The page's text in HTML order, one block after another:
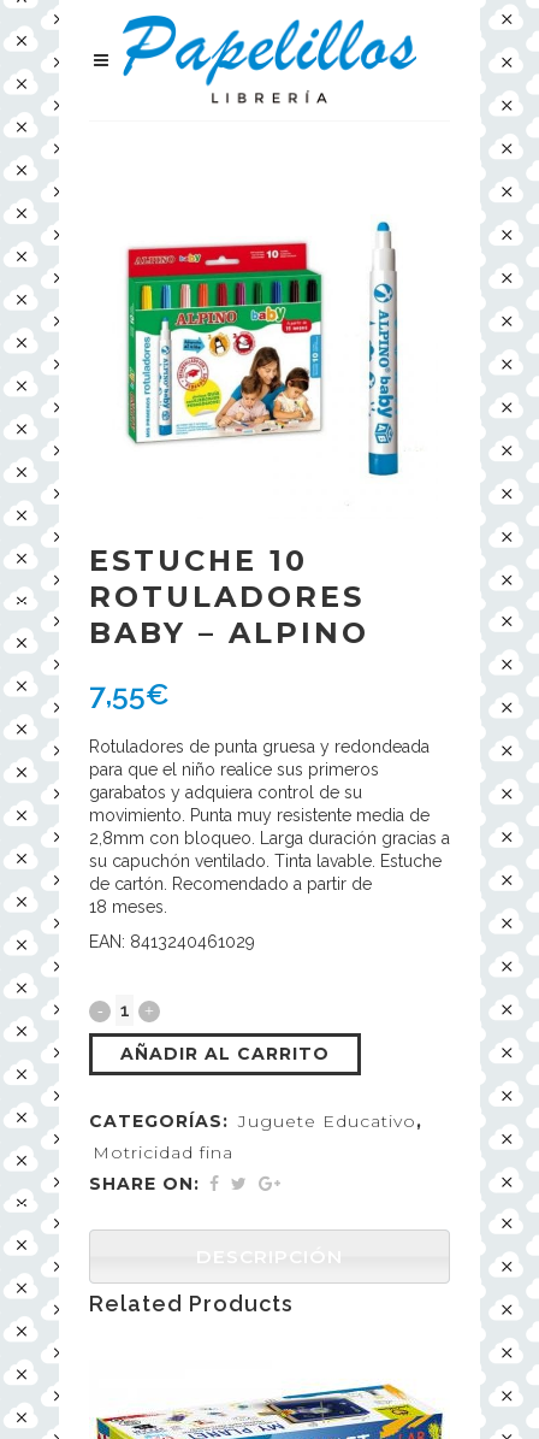
ESTUCHE 10
ROTULADORES
BABY – ALPINO
7,55€
Rotuladores de punta gruesa y redondeada
para que el niño realice sus primeros
garabatos y adquiera control de su
movimiento. Punta muy resistente media de
2,8mm con bloqueo. Larga duración gracias a
su capuchón ventilado. Tinta lavable. Estuche
de cartón. Recomendado a partir de
18 meses.
EAN: 8413240461029
AÑADIR AL CARRITO
CATEGORÍAS: Juguete Educativo,
Motricidad fina
SHARE ON:
DESCRIPCIÓN
Related Products